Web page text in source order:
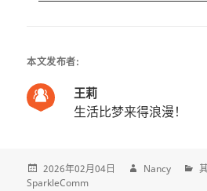
本文发布者:
王莉
生活比梦来得浪漫！
2026年02月04日 Nancy
SparkleComm